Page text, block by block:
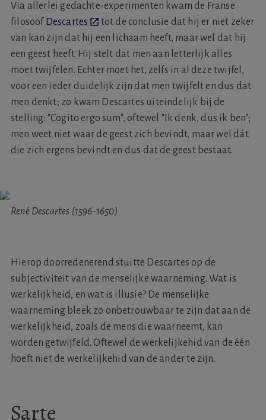
Via allerlei gedachte-experimenten kwam de Franse
filosoof Descartes
tot de conclusie dat hij er niet zeker
van kan zijn dat hij een lichaam heeft, maar wel dat hij
een geest heeft. Hij stelt dat men aan letterlijk alles
moet twijfelen. Echter moet het, zelfs in al deze twijfel,
voor een ieder duidelijk zijn dat men twijfelt en dus dat
men denkt; zo kwam Descartes uiteindelijk bij de
stelling: "Cogito ergo sum", oftewel "Ik denk, dus ik ben";
men weet niet waar de geest zich bevindt, maar wel dát
die zich ergens bevindt en dus dat de geest bestaat.
René Descartes (1596-1650)
Hierop doorredenerend stuitte Descartes op de
subjectiviteit van de menselijke waarneming. Wat is
werkelijkheid, en wat is illusie? De menselijke
waarneming bleek zo onbetrouwbaar te zijn dat aan de
werkelijkheid, zoals de mens die waarneemt, kan
worden getwijfeld. Oftewel de werkelijkehid van de één
hoeft niet de werkelijkehid van de ander te zijn.
Sarte